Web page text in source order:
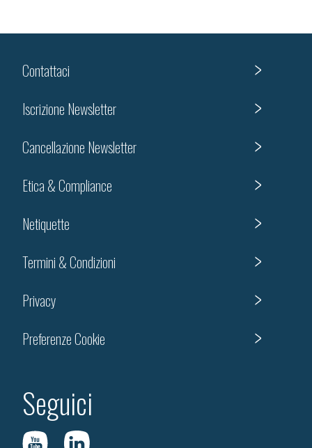
Contattaci
Iscrizione Newsletter
Cancellazione Newsletter
Etica & Compliance
Netiquette
Termini & Condizioni
Privacy
Preferenze Cookie
Seguici